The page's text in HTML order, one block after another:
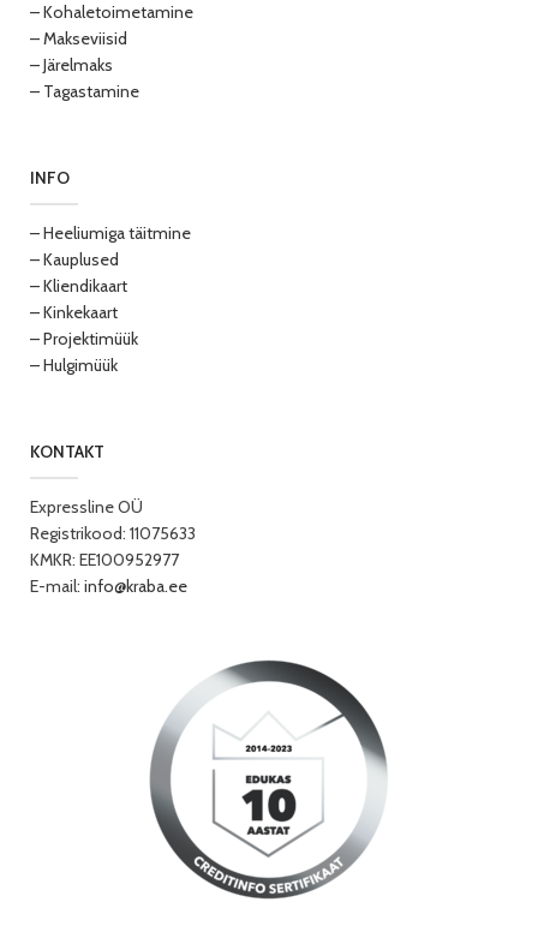
– Kohaletoimetamine
– Makseviisid
– Järelmaks
– Tagastamine
INFO
– Heeliumiga täitmine
– Kauplused
– Kliendikaart
– Kinkekaart
– Projektimüük
– Hulgimüük
KONTAKT
Expressline OÜ
Registrikood: 11075633
KMKR: EE100952977
E-mail: info@kraba.ee